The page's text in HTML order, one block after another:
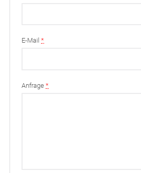
E-Mail*
Anfrage*